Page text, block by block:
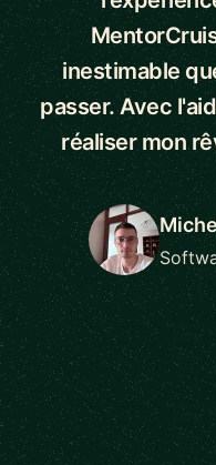
inestimable
passer. Avec
réaliser mon